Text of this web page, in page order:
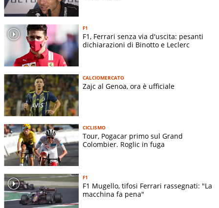
F1
F1, Ferrari senza via d'uscita: pesanti
dichiarazioni di Binotto e Leclerc
CALCIOMERCATO
Zajc al Genoa, ora è ufficiale
CICLISMO
Tour, Pogacar primo sul Grand
Colombier. Roglic in fuga
F1
F1 Mugello, tifosi Ferrari rassegnati: "La
macchina fa pena"